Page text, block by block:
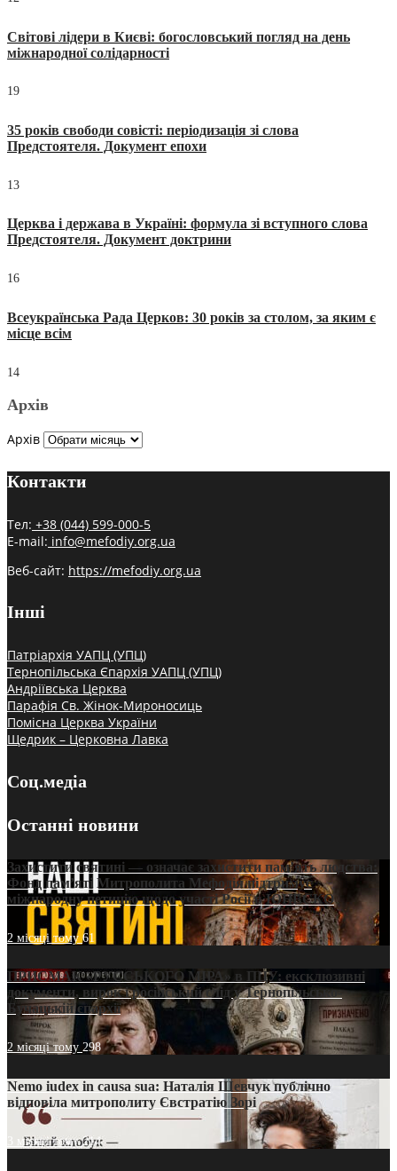
Світові лідери в Києві: богословський погляд на день
міжнародної солідарності
19
35 років свободи совісті: періодизація зі слова
Предстоятеля. Документ епохи
13
Церква і держава в Україні: формула зі вступного слова
Предстоятеля. Документ доктрини
16
Всеукраїнська Рада Церков: 30 років за столом, за яким є
місце всім
14
Архів
Архів
Контакти
Тел: +38 (044) 599-000-5
E-mail: info@mefodiy.org.ua
Веб-сайт: https://mefodiy.org.ua
Інші
Патріархія УАПЦ (УПЦ)
Тернопільська Єпархія УАПЦ (УПЦ)
Андріївська Церква
Парафія Св. Жінок-Мироносиць
Помісна Церква України
Щедрик – Церковна Лавка
Соц.медіа
Останні новини
Захистити святині — означає захистити пам’ять людства:
Фонд пам’яті Митрополита Мефодія підтримує
міжнародну петицію щодо участі Росії в ЮНЕСКО
2 місяці тому61
ПРИСМАК «РУССЬКОГО МІРА» в ПЦУ: ексклюзивні
документи, вирок і російський слід у Тернопільсько-
Бучацькій єпархії
2 місяці тому 298
Nemo iudex in causa sua: Наталія Шевчук публічно
відповіла митрополиту Євстратію Зорі
3 місяці тому214